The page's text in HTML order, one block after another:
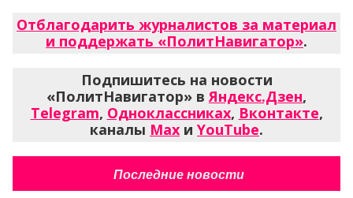
Отблагодарить журналистов за материал
и поддержать «ПолитНавигатор».
Подпишитесь на новости
«ПолитНавигатор» вЯндекс.Дзен,
Telegram, Одноклассниках, Вконтакте,
каналы Max и YouTube.
Последние новости